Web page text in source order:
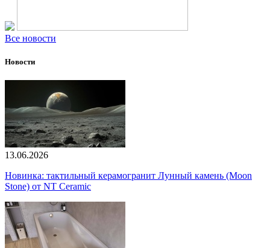
Все новости
Новости
13.06.2026
Новинка: тактильный керамогранит Лунный камень (Moon
Stone) от NT Ceramic